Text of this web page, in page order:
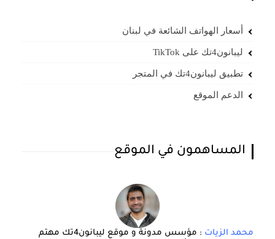
أسعار الهواتف الشائعة في لبنان
ليبانون4تك على TikTok
تطبيق ليبانون4تك في المتجر
الدعم الموقع
المساهمون في الموقع
محمد الزيات
: مؤسس مدونة و موقع ليبانون4تك مهتم